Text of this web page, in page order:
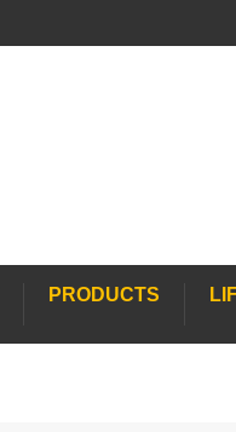
PRODUCTS